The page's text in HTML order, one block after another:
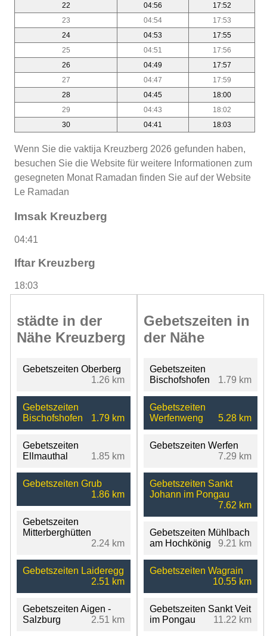
22
04:56
17:52
23
04:54
17:53
24
04:53
17:55
25
04:51
17:56
26
04:49
17:57
27
04:47
17:59
28
04:45
18:00
29
04:43
18:02
30
04:41 18:03
Wenn Sie die vaktija Kreuzberg 2026 gefunden haben,
besuchen Sie die Website für weitere Informationen zum
gesegneten Monat Ramadan finden Sie auf der Website
Le Ramadan
Imsak Kreuzberg
04:41
Iftar Kreuzberg
18:03
städte in der
Nähe Kreuzberg
Gebetszeiten Oberberg
1.26 km
Gebetszeiten
Bischofshofen
1.79 km
Gebetszeiten
Ellmauthal
1.85 km
Gebetszeiten Grub
1.86 km
Gebetszeiten
Mitterberghütten
2.24 km
Gebetszeiten Laideregg
2.51 km
Gebetszeiten Aigen -
Salzburg
2.51 km
Gebetszeiten in
der Nähe
Gebetszeiten
Bischofshofen
1.79 km
Gebetszeiten
Werfenweng
5.28 km
Gebetszeiten Werfen
7.29 km
Gebetszeiten Sankt
Johann im Pongau
7.62 km
Gebetszeiten Mühlbach
am Hochkönig
9.21 km
Gebetszeiten Wagrain
10.55 km
Gebetszeiten Sankt Veit
im Pongau
11.22 km